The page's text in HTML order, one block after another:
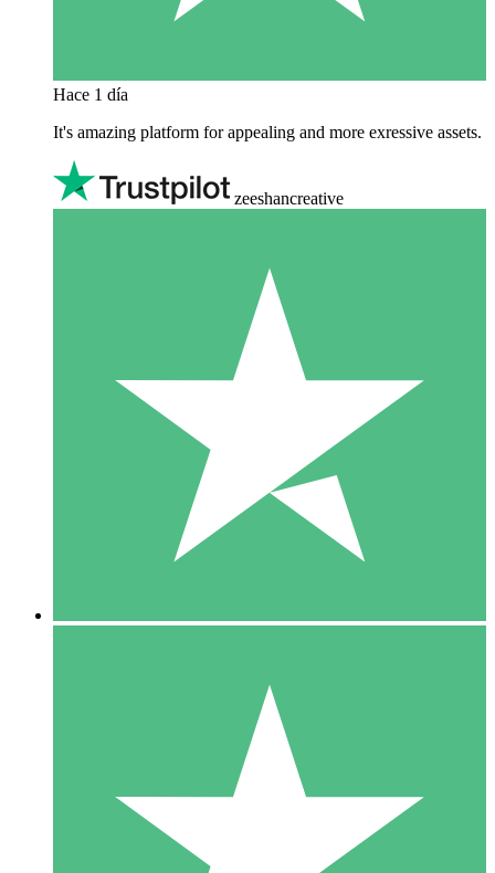
Hace 1 día
It's amazing platform for appealing and more exressive assets.
zeeshancreative